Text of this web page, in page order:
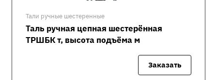
Тали ручные шестеренные
Таль ручная цепная шестерённая
ТРШБК т, высота подъёма м
Заказать